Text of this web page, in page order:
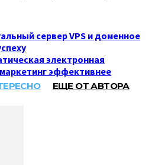
сервер VPS и доменное
электронная
эффективнее
ЕЩЕ ОТ АВТОРА